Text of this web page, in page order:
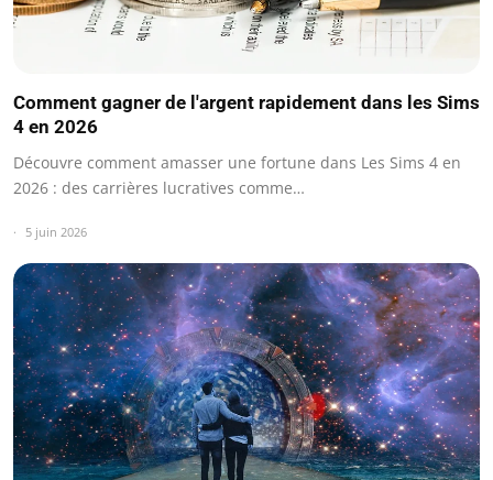
Comment gagner de l'argent rapidement dans les Sims
4 en 2026
Découvre comment amasser une fortune dans Les Sims 4 en
2026 : des carrières lucratives comme…
5 juin 2026